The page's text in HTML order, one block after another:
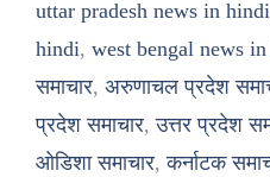
uttar pradesh news in hindi
hindi, west bengal news
समाचार, अरुणाचल प्रदेश
प्रदेश समाचार,उत्तर प्रदेश
ओडिशा समाचार,कर्नाटक